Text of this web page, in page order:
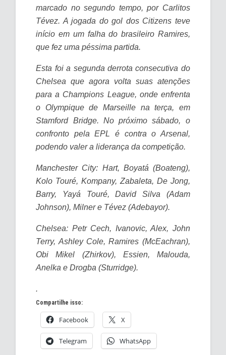
marcado no segundo tempo, por Carlitos
Tévez. A jogada do gol dos Citizens teve
início em um falha do brasileiro Ramires,
que fez uma péssima partida.
Esta foi a segunda derrota consecutiva do
Chelsea que agora volta suas atenções
para a Champions League, onde enfrenta
o Olympique de Marseille na terça, em
Stamford Bridge. No próximo sábado, o
confronto pela EPL é contra o Arsenal,
podendo valer a liderança da competição.
Manchester City: Hart, Boyatá (Boateng),
Kolo Touré, Kompany, Zabaleta, De Jong,
Barry, Yayá Touré, David Silva (Adam
Johnson), Milner e Tévez (Adebayor).
Chelsea: Petr Cech, Ivanovic, Alex, John
Terry, Ashley Cole, Ramires (McEachran),
Obi Mikel (Zhirkov), Essien, Malouda,
Anelka e Drogba (Sturridge).
.
Compartilhe isso:
Facebook X
Telegram WhatsApp